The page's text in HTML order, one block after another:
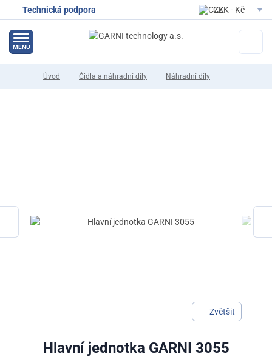
EUR - Eur
CZK - Kč
Technická podpora
MENU
Úvod Čidla a náhradní díly Náhradní díly
Zvětšit
Hlavní jednotka GARNI 3055